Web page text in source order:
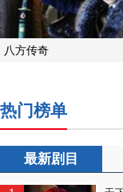
八方传奇
热门榜单
最新剧目